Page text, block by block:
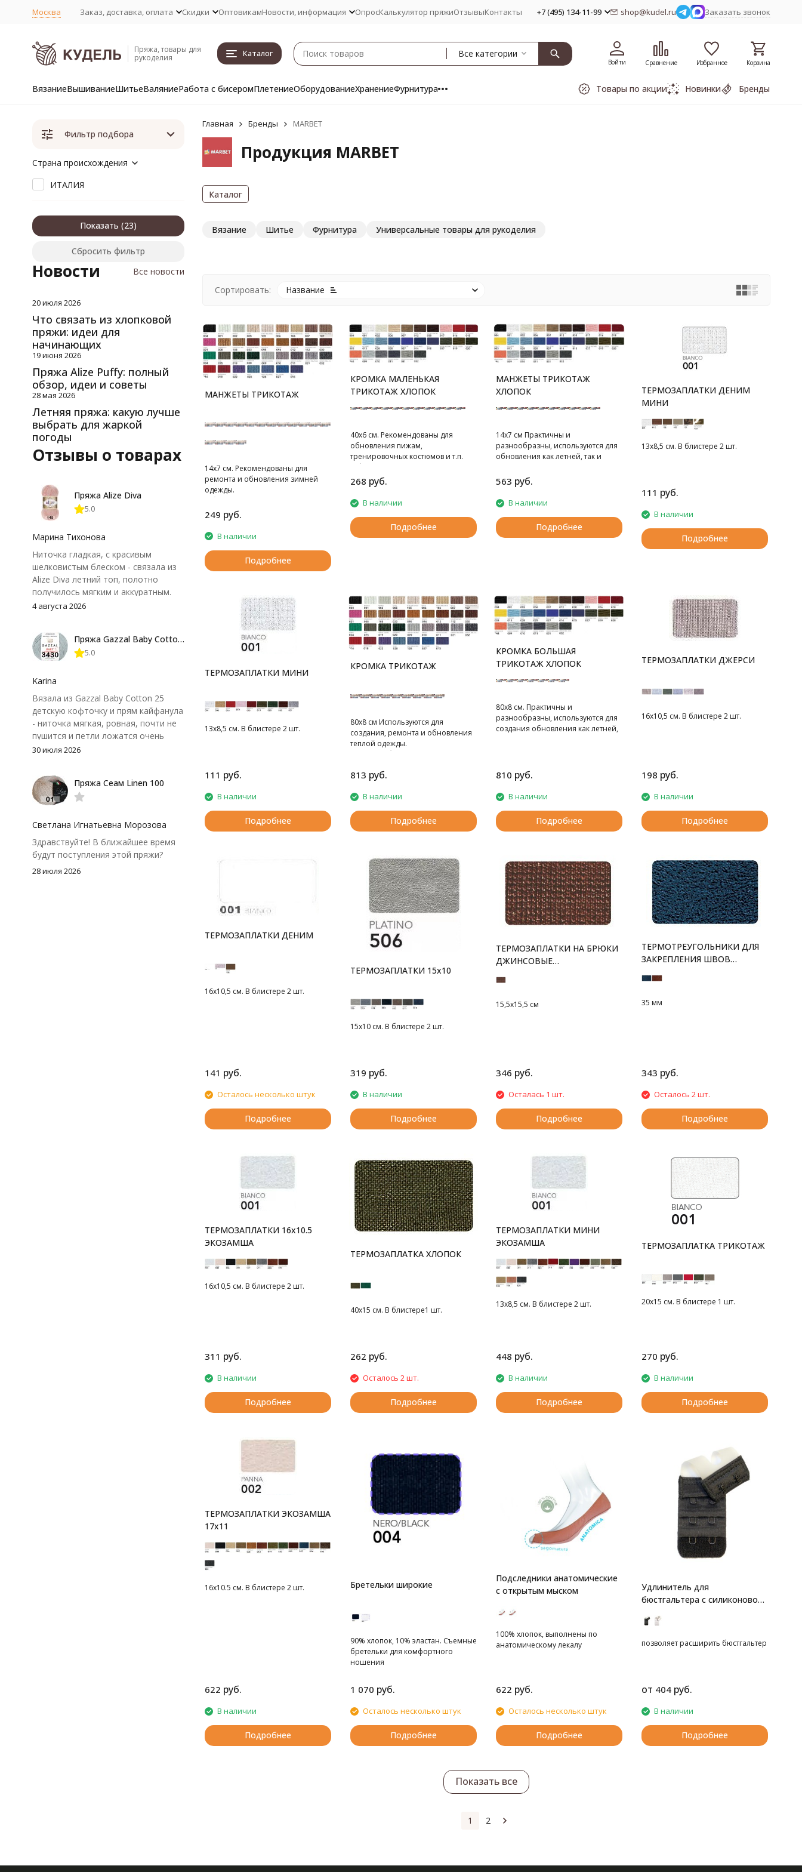
Москва Заказ, доставка, оплата Скидки ОптовикамНовости, информация ОпросКалькулятор пряжиОтзывыКонтакты +7 (495) 134-11-99 shop@kudel.ru Заказать звонок
Пряжа, товары для
рукоделия
Каталог Все категории
Войти Сравнение Избранное Корзина
ВязаниеВышиваниеШитьеВаляниеРабота с бисеромПлетениеОборудованиеХранениеФурнитура Товары по акции Новинки Бренды
Главная Бренды MARBET
Продукция MARBET
Каталог
Вязание Шитье Фурнитура Универсальные товары для рукоделия
Сортировать: Название
МАНЖЕТЫ ТРИКОТАЖ
14х7 см. Рекомендованы для
ремонта и обновления зимней
одежды.
В блистере 2 шт.
249 руб.
В наличии
Подробнее
КРОМКА МАЛЕНЬКАЯ
ТРИКОТАЖ ХЛОПОК
40х6 см. Рекомендованы для
обновления пижам,
тренировочных костюмов и т.п.
В блистере 1 шт.
268 руб.
В наличии
Подробнее
МАНЖЕТЫ ТРИКОТАЖ
ХЛОПОК
14х7 см Практичны и
разнообразны, используются для
обновления как летней, так и
В блистере 2 шт.
563 руб.
В наличии
Подробнее
ТЕРМОЗАПЛАТКИ ДЕНИМ
МИНИ
13х8,5 см. В блистере 2 шт.
111 руб.
В наличии
Подробнее
ТЕРМОЗАПЛАТКИ МИНИ
13х8,5 см. В блистере 2 шт.
111 руб.
В наличии
Подробнее
КРОМКА ТРИКОТАЖ
80х8 см Используются для
создания, ремонта и обновления
теплой одежды.
80х8 см. В блистере 1 шт.
813 руб.
В наличии
Подробнее
КРОМКА БОЛЬШАЯ
ТРИКОТАЖ ХЛОПОК
80х8 см. Практичны и
разнообразны, используются для
создания обновления как летней,
810 руб.
В наличии
Подробнее
ТЕРМОЗАПЛАТКИ ДЖЕРСИ
16х10,5 см. В блистере 2 шт.
198 руб.
В наличии
Подробнее
ТЕРМОЗАПЛАТКИ ДЕНИМ
16х10,5 см. В блистере 2 шт.
141 руб.
Осталось несколько штук
Подробнее
ТЕРМОЗАПЛАТКИ 15х10
15х10 см. В блистере 2 шт.
319 руб.
В наличии
Подробнее
ТЕРМОЗАПЛАТКИ НА БРЮКИ
ДЖИНСОВЫЕ
15,5x15,5 см
346 руб.
Осталась 1 шт.
Подробнее
ТЕРМОТРЕУГОЛЬНИКИ ДЛЯ
ЗАКРЕПЛЕНИЯ ШВОВ
35 мм
343 руб.
Осталось 2 шт.
Подробнее
ТЕРМОЗАПЛАТКИ 16x10.5
ЭКОЗАМША
16х10,5 см. В блистере 2 шт.
311 руб.
В наличии
Подробнее
ТЕРМОЗАПЛАТКА ХЛОПОК
40х15 см. В блистере1 шт.
262 руб.
Осталось 2 шт.
Подробнее
ТЕРМОЗАПЛАТКИ МИНИ
ЭКОЗАМША
13х8,5 см. В блистере 2 шт.
448 руб.
В наличии
Подробнее
ТЕРМОЗАПЛАТКА ТРИКОТАЖ
20х15 см. В блистере 1 шт.
270 руб.
В наличии
Подробнее
ТЕРМОЗАПЛАТКИ ЭКОЗАМША
17x11
16х10.5 см. В блистере 2 шт.
622 руб.
В наличии
Подробнее
Бретельки широкие
90% хлопок, 10% эластан. Съемные
бретельки для комфортного
ношения
1 070 руб.
Осталось несколько штук
Подробнее
Подследники анатомические
с открытым мыском
100% хлопок, выполнены по
анатомическому лекалу
622 руб.
Осталось несколько штук
Подробнее
Удлинитель для
бюстгальтера с силиконовой
позволяет расширить бюстгальтер
от 404 руб.
В наличии
Подробнее
Показать все
1 2
Фильтр подбора
Страна происхождения
ИТАЛИЯ
Показать
Сбросить фильтр
Новости Все новости
20 июля 2026
Что связать из хлопковой
пряжи: идеи для
начинающих
19 июня 2026
Пряжа Alize Puffy: полный
обзор, идеи и советы
28 мая 2026
Летняя пряжа: какую лучше
выбрать для жаркой
погоды
Отзывы о товарах
Пряжа Alize Diva
5.0
Марина Тихонова
Ниточка гладкая, с красивым
шелковистым блеском - связала из
Alize Diva летний топ, полотно
получилось мягким и аккуратным.
Петли хорошо видны, вяжется
нюанс - пряжа немного скользит и
иногда расслаивается, пришлось
крючок поудобнее.
4 августа 2026
Пряжа Gazzal Baby Cotton 25
5.0
Karina
Вязала из Gazzal Baby Cotton 25
детскую кофточку и прям кайфанула
- ниточка мягкая, ровная, почти не
пушится и петли ложатся очень
аккуратно. После стирки полотно
потеряло, цвет тоже не стал
тусклее. Единственный нюанс -
моточки маленькие, расход лучше
чуть-чуть не хватило))
30 июля 2026
Пряжа Сеам Linen 100
Светлана Игнатьевна Морозова
Здравствуйте! В ближайшее время
будут поступления этой пряжи?
28 июля 2026